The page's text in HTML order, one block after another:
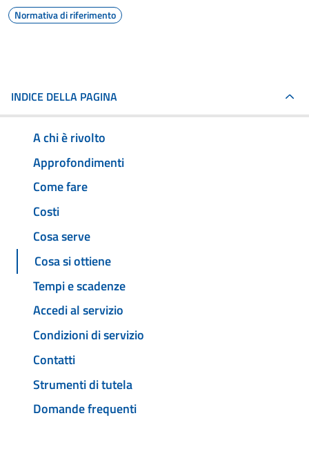
Normativa di riferimento
INDICE DELLA PAGINA
A chi è rivolto
Approfondimenti
Come fare
Costi
Cosa serve
Cosa si ottiene
Tempi e scadenze
Accedi al servizio
Condizioni di servizio
Contatti
Strumenti di tutela
Domande frequenti